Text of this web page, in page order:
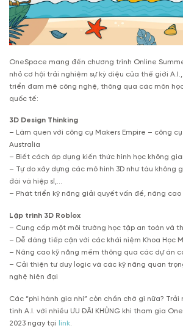
OneSpace mang đến chương trình Online
nhỏ cơ hội trải nghiệm sự kỳ diệu của thế giới
triển đam mê công nghệ, thông qua các môn
quốc tế:
3D Design Thinking
– Làm quen với công cụ Makers Empire – công
Australia
– Biết cách áp dụng kiến thức hình học không
– Tự do xây dựng các mô hình 3D như tàu không
đài và hiệp sĩ,…
– Phát triển kỹ năng giải quyết vấn đề, nâng
Lập trình 3D Roblox
– Cung cấp một môi trường học tập an toàn và
– Dễ dàng tiếp cận với các khái niệm Khoa Học
– Nâng cao kỹ năng mềm thông qua các dự án
– Cải thiện tư duy logic và các kỹ năng quan
nghệ hiện đại
Các “phi hành gia nhí” còn chần chờ gì nữa? Trải
tinh A.I. với nhiều ƯU ĐÃI KHỦNG khi tham gia
2023 ngay tại link.